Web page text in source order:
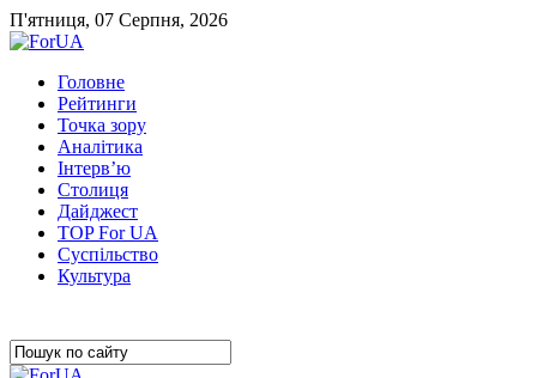
П'ятниця, 07 Серпня, 2026
Головне
Рейтинги
Точка зору
Аналітика
Інтерв’ю
Столиця
Дайджест
TOP For UA
Суспiльство
Культура